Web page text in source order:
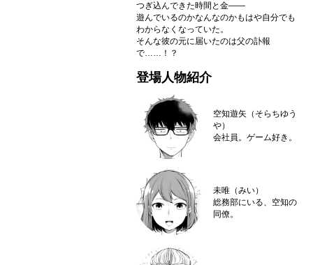
つぎ込んできた時間と金――
遊んでいるのかなんなのかもはや自分でも
わからなくなっていた。
そんな彼の元に届いたのは父の訃報
で……！？
登場人物紹介
空知遊矢（そらちゆう
や）
会社員。ゲーム好き。
未唯（みい）
総務部にいる、空知の
同僚。